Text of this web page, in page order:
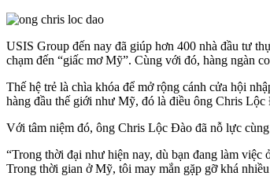
USIS Group đến nay đã giúp hơn 400 nhà đầu tư
chạm đến “giấc mơ Mỹ”. Cùng với đó, hàng ngàn
Thế hệ trẻ là chìa khóa để mở rộng cánh cửa hội
hàng đầu thế giới như Mỹ, đó là điều ông Chris Lộc
Với tâm niệm đó, ông Chris Lộc Đào đã nỗ lực
“Trong thời đại như hiện nay, dù bạn đang làm
Trong thời gian ở Mỹ, tôi may mắn gặp gỡ khá